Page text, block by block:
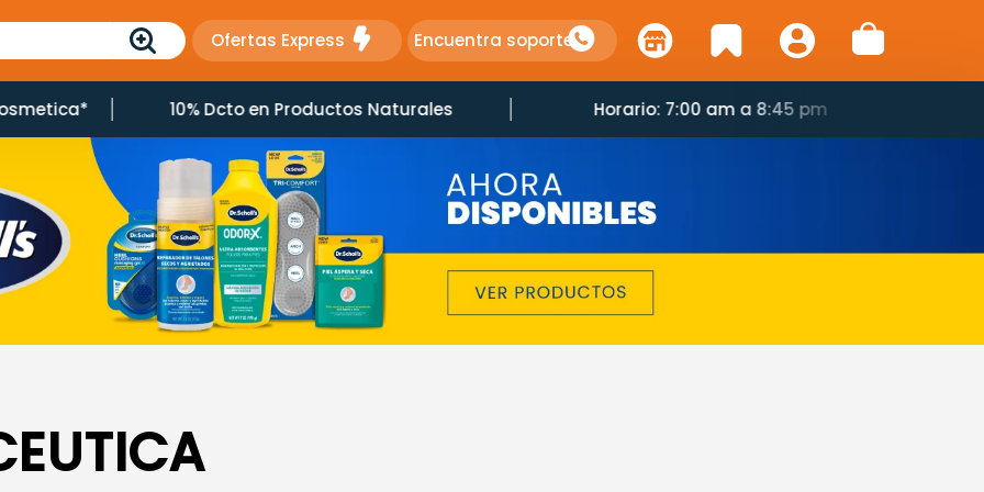
Ofertas Express Encuentra soporte
10% Dcto en Productos Naturales Horario: 7:00 am a 8:45 pm